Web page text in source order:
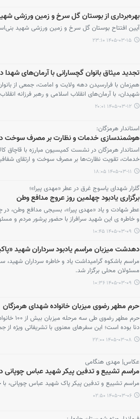
بهره‌برداری از بوستان گل سرخ و زمین ورزشی
آیین افتتاح بوستان گل سرخ و زمین ورزشی شهید
۱۴۰۵-۰۳-۱۵ ۲۳:۱۰
تجدید میثاق بانوان گچسارانی با آرمان‌های
هم‌زمان با فرارسیدن دهه ولایت و امامت، جمعی از
شهیدان، با آرمان‌های انقلاب اسلامی و رهبر فرزانه
۱۴۰۵-۰۳-۱۲ ۲۰:۰۱
استاندار هرمزگان:
هوشمندسازی خدمات و نظارت بر مصرف سوخت
استاندار هرمزگان در نشست کمیسیون مبارزه با قاچاق
خدمات، تقویت نظارت‌ها بر مصرف سوخت و ارتقای
۱۴۰۵-۰۳-۱۱ ۱۸:۰۵
گلزار شهدای یاسوج غرق در عطر «مهدی پیرا»؛
برگزاری یادبود چهلمین روز عروج مدافع وطن
عطر شهادت و یاد «مهدی پیرا»، بسیجی مدافع وطن، در
و خاطره‌ ی این شهید سرافراز با حضور پرشور مردم و
۱۴۰۵-۰۳-۰۹ ۱۰:۴۵
دهدشت میزبان مراسم یادبود سرداران شهید
مراسم باشکوه گرامیداشت یاد و خاطره سرداران
مسئولان محلی برگزار شد.
۱۴۰۵-۰۳-۰۹ ۱۰:۳۶
حرم مطهر رضوی میزبان خانواده شهدای هرمزگان
حرم
دنا بوده است؛ این سفرهای معنوی با تشریفاتی ویژه از
۱۴۰۵-۰۳-۰۸ ۲۲:۰۰
عکاس| مهدی هنگامی
مراسم تشییع و تدفین پیکر شهید عباس چوپانی
مراسم تشییع و تدفین پیکر پاک شهید عباس چوپانی،
۱۴۰۵-۰۳-۰۶ ۰۲:۵۰